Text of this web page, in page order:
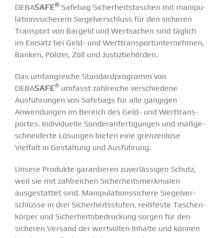
DEBASAFE® Safebag Sicher­heits­ta­schen mit manipu­
la­ti­ons­si­cherem Siegel­ver­schluss für den sicheren
Transport von Bargeld und Wertsachen sind täglich
im Einsatz bei Geld- und Werttrans­port­un­ter­nehmen,
Banken, Polizei, Zoll und Justiz­be­hörden.
Das umfang­reiche Standard­pro­gramm von
DEBASAFE® umfasst zahlreiche verschiedene
Ausfüh­rungen von Safebags für alle gängigen
Anwen­dungen im Bereich des Geld- und Werttrans­
portes. Indivi­duelle Sonder­an­fer­ti­gungen und maßge­
schnei­derte Lösungen bieten eine grenzenlose
Vielfalt in Gestaltung und Ausführung.
Unsere Produkte garan­tieren zuver­läs­sigen Schutz,
weil sie mit zahlreichen Sicher­heits­merk­malen
ausge­stattet sind. Manipu­la­ti­ons­si­chere Siegel­ver­
schlüsse in drei Sicher­heits­stufen, reißfeste Taschen­
körper und Sicher­heits­be­druckung sorgen für den
sicheren Versand der wertvollen Inhalte und können